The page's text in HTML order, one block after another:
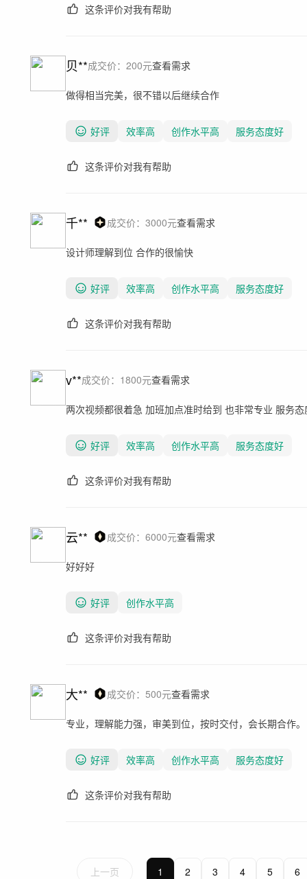
这条评价对我有帮助
贝**成交价： 200元查看需求
做得相当完美，很不错以后继续合作
好评 效率高 创作水平高 服务态度好
这条评价对我有帮助
千** 成交价： 3000元查看需求
设计师理解到位 合作的很愉快
好评 效率高 创作水平高 服务态度好
这条评价对我有帮助
v**成交价： 1800元查看需求
两次视频都很着急 加班加点准时给到 也非常专业 服务
好评 效率高 创作水平高 服务态度好
这条评价对我有帮助
云** 成交价： 6000元查看需求
好好好
好评 创作水平高
这条评价对我有帮助
大** 成交价： 500元查看需求
专业，理解能力强，审美到位，按时交付，会长期合作。
好评 效率高 创作水平高 服务态度好
这条评价对我有帮助
上一页 1 2 3 4 5 6